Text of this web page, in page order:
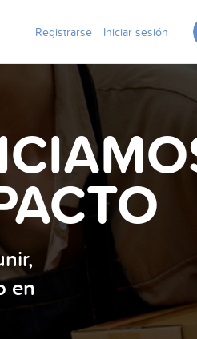
Registrarse Iniciar sesión
en